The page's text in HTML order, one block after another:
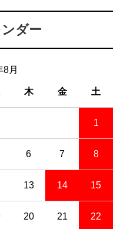
ダー
8月
木 金 土
1
6 7 8
13 14 15
20 21 22